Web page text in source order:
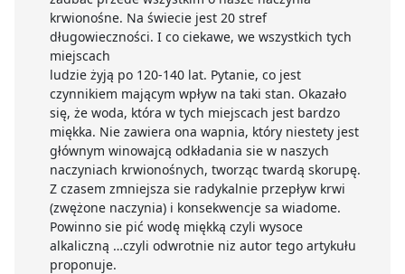
krwionośne. Na świecie jest 20 stref
długowieczności. I co ciekawe, we wszystkich tych
miejscach
ludzie żyją po 120-140 lat. Pytanie, co jest
czynnikiem mającym wpływ na taki stan. Okazało
się, że woda, która w tych miejscach jest bardzo
miękka. Nie zawiera ona wapnia, który niestety jest
głównym winowajcą odkładania sie w naszych
naczyniach krwionośnych, tworząc twardą skorupę.
Z czasem zmniejsza sie radykalnie przepływ krwi
(zwężone naczynia) i konsekwencje sa wiadome.
Powinno sie pić wodę miękką czyli wysoce
alkaliczną …czyli odwrotnie niz autor tego artykułu
proponuje.